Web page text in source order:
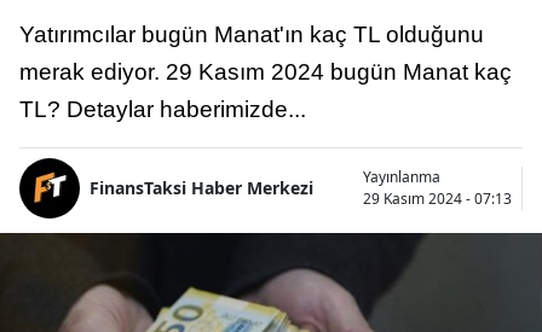
Yatırımcılar bugün Manat'ın kaç TL olduğunu
merak ediyor. 29 Kasım 2024 bugün Manat kaç
TL? Detaylar haberimizde...
FinansTaksi Haber Merkezi
Yayınlanma
29 Kasım 2024 - 07:13